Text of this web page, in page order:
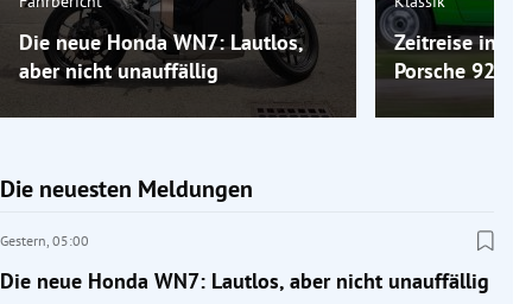
Die neue Honda WN7: Lautlos,
aber nicht unauffällig
Zeitreise ins
Porsche 924
Die neuesten Meldungen
Gestern, 05:00
Die neue Honda WN7: Lautlos, aber nicht unauffällig